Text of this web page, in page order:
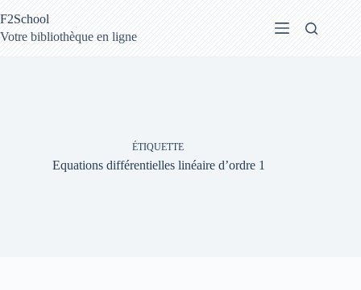
au
contenu
F2School
Votre bibliothèque en ligne
ÉTIQUETTE
Equations différentielles linéaire d’ordre 1